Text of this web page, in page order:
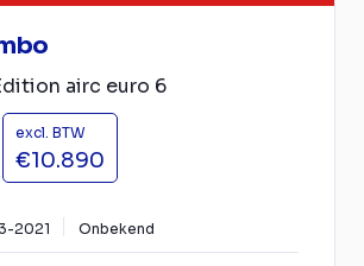
airc euro 6
excl. BTW
€10.890
2021 Onbekend